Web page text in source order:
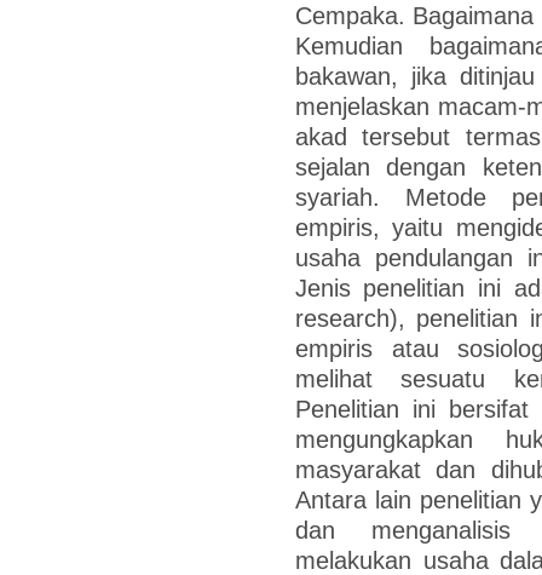
Cempaka.
Kemudian
bakawan, jika
menjelaskan macam-
akad tersebut
sejalan dengan
syariah. Metode
empiris, yaitu
usaha pendulangan
Jenis penelitian ini
research), penelitian
empiris atau
melihat sesuatu
Penelitian ini
mengungkapkan
masyarakat dan
Antara lain penelitian
dan menganalisis
melakukan usaha